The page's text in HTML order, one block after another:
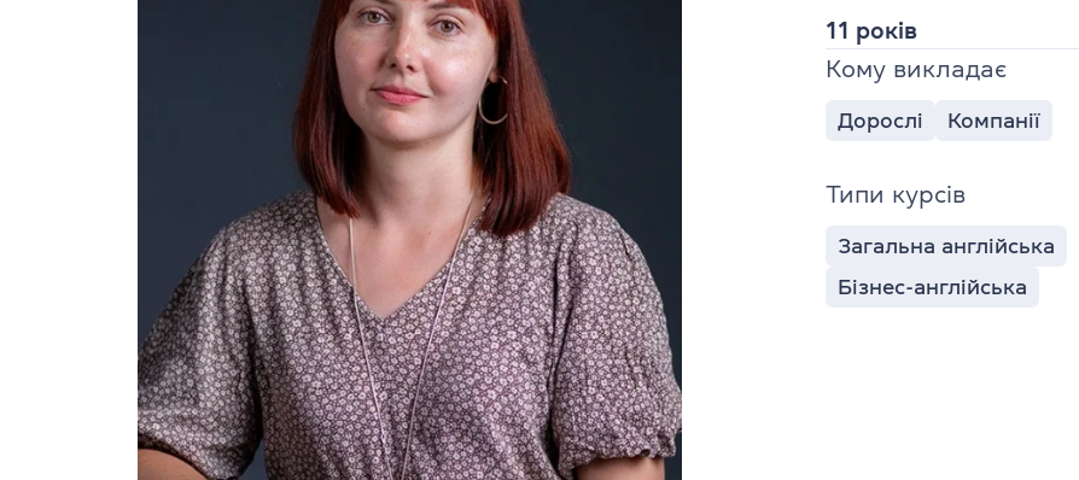
11 років
Кому викладає
Дорослі Компанії
Типи курсів
Загальна англійська
Бізнес-англійська